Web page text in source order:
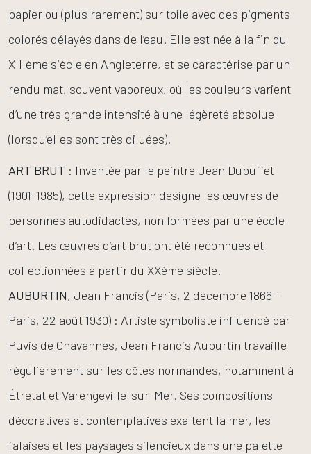
papier ou (plus rarement) sur toile avec des pigments
colorés délayés dans de l’eau. Elle est née à la fin du
XIIIème siècle en Angleterre, et se caractérise par un
rendu mat, souvent vaporeux, où les couleurs varient
d’une très grande intensité à une légèreté absolue
(lorsqu’elles sont très diluées).
ART BRUT : Inventée par le peintre Jean Dubuffet
(1901-1985), cette expression désigne les œuvres de
personnes autodidactes, non formées par une école
d’art. Les œuvres d’art brut ont été reconnues et
collectionnées à partir du XXème siècle.
AUBURTIN, Jean Francis (Paris, 2 décembre 1866 -
Paris, 22 août 1930) : Artiste symboliste influencé par
Puvis de Chavannes, Jean Francis Auburtin travaille
régulièrement sur les côtes normandes, notamment à
Étretat et Varengeville-sur-Mer. Ses compositions
décoratives et contemplatives exaltent la mer, les
falaises et les paysages silencieux dans une palette